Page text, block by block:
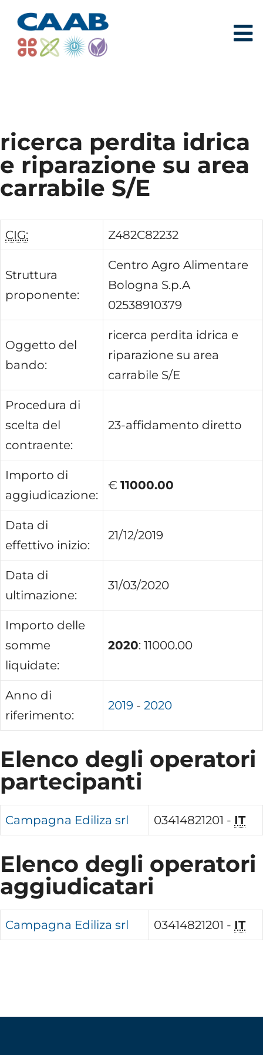
ricerca perdita idrica
e riparazione su area
carrabile S/E
CIG: Z482C82232
Struttura
proponente:
Centro Agro Alimentare
Bologna S.p.A
02538910379
Oggetto del
bando:
ricerca perdita idrica e
riparazione su area
carrabile S/E
Procedura di
scelta del
contraente:
23-affidamento diretto
Importo di
aggiudicazione:
€ 11000.00
Data di
effettivo inizio:
21/12/2019
Data di
ultimazione:
31/03/2020
Importo delle
somme
liquidate:
2020: 11000.00
Anno di
riferimento:
2019 - 2020
Elenco degli operatori
partecipanti
Campagna Ediliza srl 03414821201 - IT
Elenco degli operatori
aggiudicatari
Campagna Ediliza srl 03414821201 - IT